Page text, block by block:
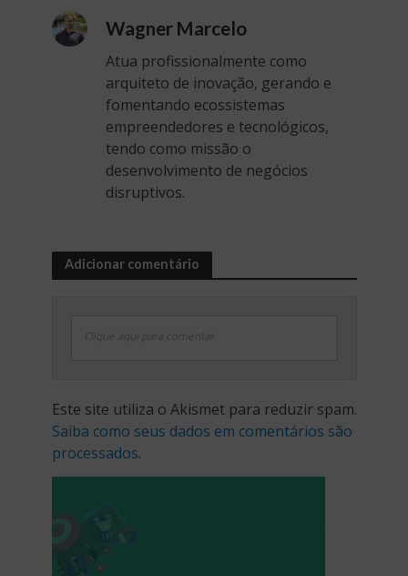
Wagner Marcelo
Atua profissionalmente como
arquiteto de inovação, gerando e
fomentando ecossistemas
empreendedores e tecnológicos,
tendo como missão o
desenvolvimento de negócios
disruptivos.
Adicionar comentário
Clique aqui para comentar
Este site utiliza o Akismet para reduzir spam.
Saiba como seus dados em comentários são
processados.